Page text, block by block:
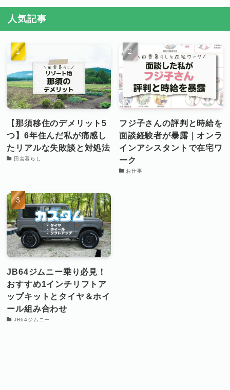
人気記事
【那須移住のデメリット5
つ】6年住んだ私が痛感し
たリアルな失敗談と対処法
田舎暮らし
フジ子さんの評判と時給を
面談経験者が暴露｜オンラ
インアシスタントで在宅ワ
ーク
お仕事
JB64ジムニー乗り必見！
おすすめ1インチリフトア
ップキットとタイヤ＆ホイ
ール組み合わせ
JB64ジムニー